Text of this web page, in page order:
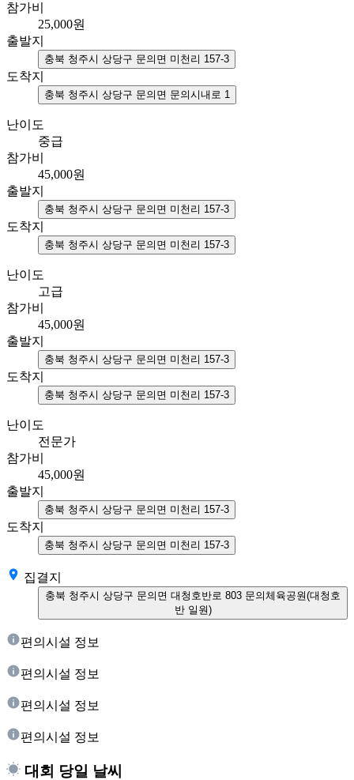
참가비
25,000원
출발지
충북 청주시 상당구 문의면 미천리 157-3
도착지
충북 청주시 상당구 문의면 문의시내로 1
난이도
중급
참가비
45,000원
출발지
충북 청주시 상당구 문의면 미천리 157-3
도착지
충북 청주시 상당구 문의면 미천리 157-3
난이도
고급
참가비
45,000원
출발지
충북 청주시 상당구 문의면 미천리 157-3
도착지
충북 청주시 상당구 문의면 미천리 157-3
난이도
전문가
참가비
45,000원
출발지
충북 청주시 상당구 문의면 미천리 157-3
도착지
충북 청주시 상당구 문의면 미천리 157-3
집결지
충북 청주시 상당구 문의면 대청호반로 803 문의체육공원(대청호
반 일원)
편의시설 정보
편의시설 정보
편의시설 정보
편의시설 정보
대회 당일 날씨